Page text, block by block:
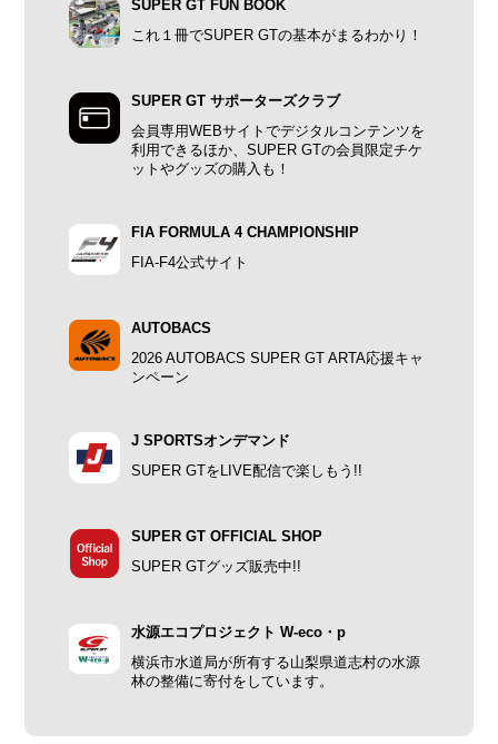
SUPER GT FUN BOOK
これ１冊でSUPER GTの基本がまるわかり！
SUPER GT サポーターズクラブ
会員専用WEBサイトでデジタルコンテンツを
利用できるほか、SUPER GTの会員限定チケ
ットやグッズの購入も！
FIA FORMULA 4 CHAMPIONSHIP
FIA-F4公式サイト
AUTOBACS
2026 AUTOBACS SUPER GT ARTA応援キャ
ンペーン
J SPORTSオンデマンド
SUPER GTをLIVE配信で楽しもう!!
SUPER GT OFFICIAL SHOP
SUPER GTグッズ販売中!!
水源エコプロジェクト W-eco・p
横浜市水道局が所有する山梨県道志村の水源
林の整備に寄付をしています。